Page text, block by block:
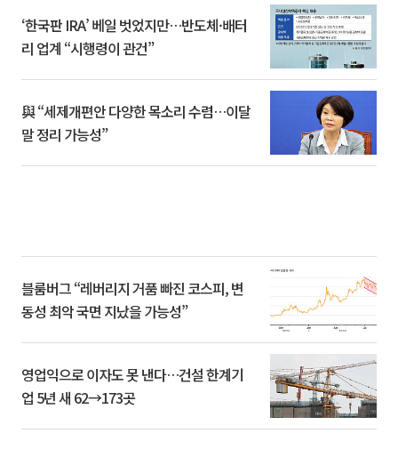
‘한국판 IRA’ 베일 벗었지만…반도체·배터
리 업계 “시행령이 관건”
與 “세제개편안 다양한 목소리 수렴…이달
말 정리 가능성”
블룸버그 “레버리지 거품 빠진 코스피, 변
동성 최악 국면 지났을 가능성”
영업익으로 이자도 못 낸다…건설 한계기
업 5년 새 62→173곳